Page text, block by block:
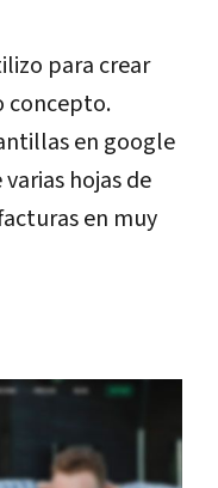
para crear
concepto.
en google
hojas de
en muy